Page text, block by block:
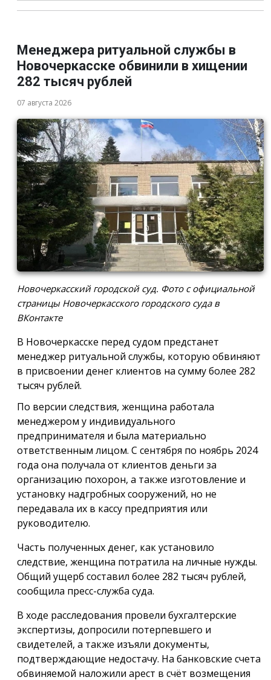
Менеджера ритуальной службы в
Новочеркасске обвинили в хищении
282 тысяч рублей
07 августа 2026
Новочеркасский городской суд. Фото с официальной
страницы Новочеркасского городского суда в
ВКонтакте
В Новочеркасске перед судом предстанет
менеджер ритуальной службы, которую обвиняют
в присвоении денег клиентов на сумму более 282
тысяч рублей.
По версии следствия, женщина работала
менеджером у индивидуального
предпринимателя и была материально
ответственным лицом. С сентября по ноябрь 2024
года она получала от клиентов деньги за
организацию похорон, а также изготовление и
установку надгробных сооружений, но не
передавала их в кассу предприятия или
руководителю.
Часть полученных денег, как установило
следствие, женщина потратила на личные нужды.
Общий ущерб составил более 282 тысяч рублей,
сообщила пресс-служба суда.
В ходе расследования провели бухгалтерские
экспертизы, допросили потерпевшего и
свидетелей, а также изъяли документы,
подтверждающие недостачу. На банковские счета
обвиняемой наложили арест в счёт возмещения